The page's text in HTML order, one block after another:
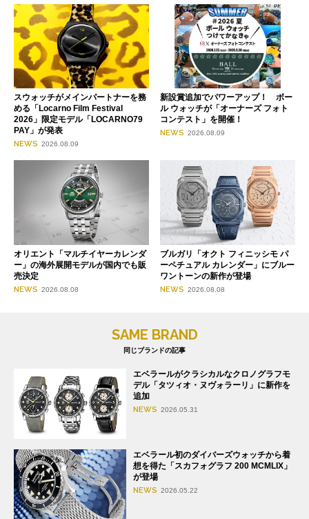
スウォッチがメインパートナーを務
める「Locarno Film Festival
2026」限定モデル「LOCARNO79
PAY」が発表
NEWS 2026.08.09
新設賞追加でパワーアップ！ ボー
ル ウォッチが「オーナーズ フォト
コンテスト」を開催！
NEWS 2026.08.09
オリエント「マルチイヤーカレンダ
ー」の海外展開モデルが国内でも販
売決定
NEWS 2026.08.08
ブルガリ「オクト フィニッシモ パ
ーペチュアル カレンダー」にブルー
ワントーンの新作が登場
NEWS 2026.08.08
SAME BRAND
同じブランドの記事
エベラールがクラシカルなクロノグラフモ
デル「タツィオ・ヌヴォラーリ」に新作を
追加
NEWS 2026.05.31
エベラール初のダイバーズウォッチから着
想を得た「スカフォグラフ 200 MCMLIX」
が登場
NEWS 2026.05.22